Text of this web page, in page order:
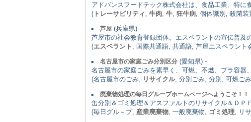
アドバンスフードテック株式会社は、食品工業、特に
( トレーサビリティ 牛肉 牛 狂牛病 , 個体識別, 殺菌装
芦屋 (兵庫県) -
芦屋市の社会教育登録団体。エスペラントの宣伝普及
(エスペラント , 国際共通語, 共通語, 芦屋エスペラン
名古屋市の家庭ごみ分別区分 (愛知県) -
名古屋市の家庭ごみを素早く、可燃、不燃、プラ容器
(名古屋市のごみ,
リサイクル, 分別ごみ, 分別, 可燃ご
廃棄物処理の毎日グループホームページへようこそ！！
缶分別＆ゴミ処理＆アスファルトのリサイクル＆ＤＰ
(毎日グル－プ, 産業廃棄物 , 一般廃棄物, ゴミ処理 , リ